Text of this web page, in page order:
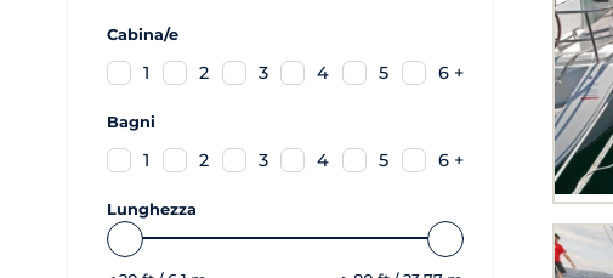
Cabina/e
1 2 3 4 5 6 +
Bagni
1 2 3 4 5 6 +
Lunghezza